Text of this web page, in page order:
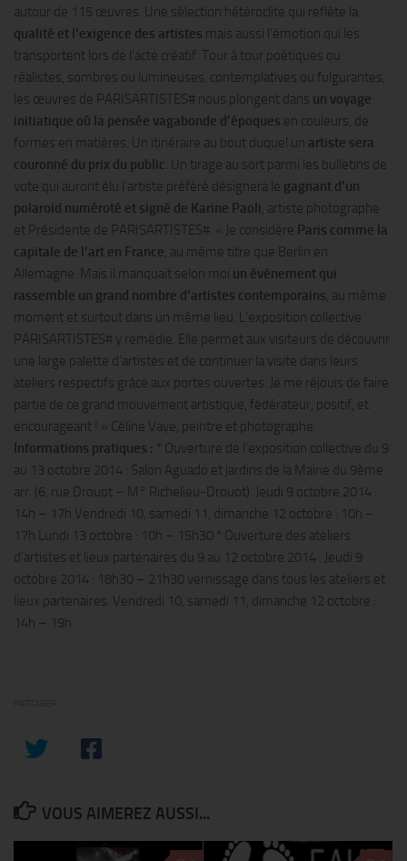
autour de 115 œuvres. Une sélection hétéroclite qui reflète la
qualité et l’exigence des artistes mais aussi l’émotion qui les
transportent lors de l’acte créatif. Tour à tour poétiques ou
réalistes, sombres ou lumineuses, contemplatives ou fulgurantes,
les œuvres de PARISARTISTES# nous plongent dans un voyage
initiatique où la pensée vagabonde d’époques en couleurs, de
formes en matières. Un itinéraire au bout duquel un artiste sera
couronné du prix du public. Un tirage au sort parmi les bulletins de
vote qui auront élu l’artiste préféré désignera le gagnant d’un
polaroid numéroté et signé de Karine Paoli, artiste photographe
et Présidente de PARISARTISTES#. « Je considère Paris comme la
capitale de l’art en France, au même titre que Berlin en
Allemagne. Mais il manquait selon moi un événement qui
rassemble un grand nombre d’artistes contemporains, au même
moment et surtout dans un même lieu. L’exposition collective
PARISARTISTES# y remédie. Elle permet aux visiteurs de découvrir
une large palette d’artistes et de continuer la visite dans leurs
ateliers respectifs grâce aux portes ouvertes. Je me réjouis de faire
partie de ce grand mouvement artistique, fédérateur, positif, et
encourageant ! » Céline Vaye, peintre et photographe.
Informations pratiques : * Ouverture de l’exposition collective du 9
au 13 octobre 2014 : Salon Aguado et jardins de la Mairie du 9ème
arr. (6, rue Drouot – M° Richelieu-Drouot). Jeudi 9 octobre 2014 :
14h – 17h Vendredi 10, samedi 11, dimanche 12 octobre : 10h –
17h Lundi 13 octobre : 10h – 15h30 * Ouverture des ateliers
d’artistes et lieux partenaires du 9 au 12 octobre 2014 : Jeudi 9
octobre 2014 : 18h30 – 21h30 vernissage dans tous les ateliers et
lieux partenaires. Vendredi 10, samedi 11, dimanche 12 octobre :
14h – 19h
VOUS AIMEREZ AUSSI...